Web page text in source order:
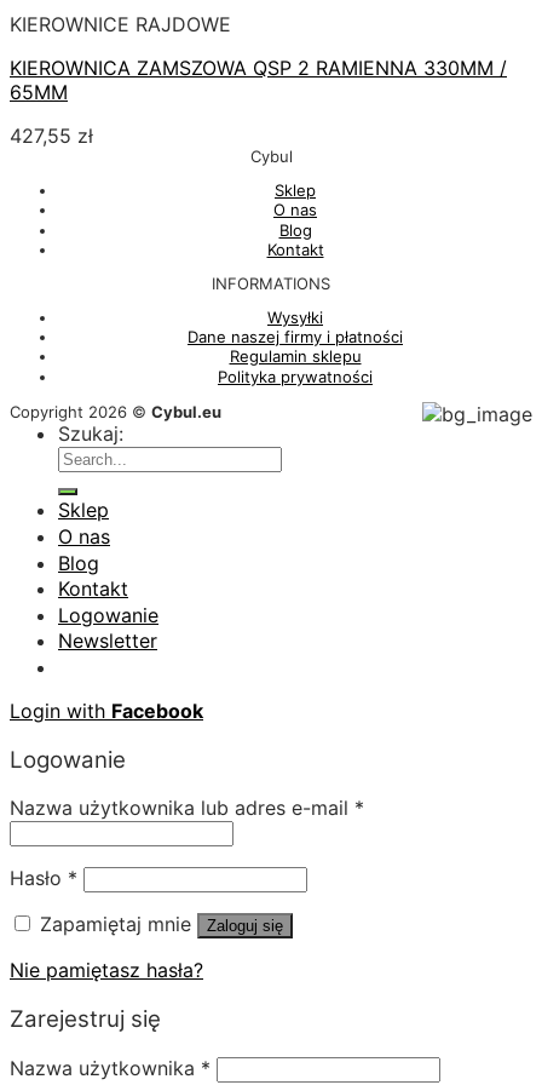
KIEROWNICE RAJDOWE
KIEROWNICA ZAMSZOWA QSP 2 RAMIENNA 330MM /
65MM
427,55 zł
Cybul
Sklep
O nas
Blog
Kontakt
INFORMATIONS
Wysyłki
Dane naszej firmy i płatności
Regulamin sklepu
Polityka prywatności
Copyright 2026 © Cybul.eu
Szukaj:
Sklep
O nas
Blog
Kontakt
Logowanie
Newsletter
Login with Facebook
Logowanie
Nazwa użytkownika lub adres e-mail *
Hasło *
Zapamiętaj mnie
Zaloguj się
Nie pamiętasz hasła?
Zarejestruj się
Nazwa użytkownika *